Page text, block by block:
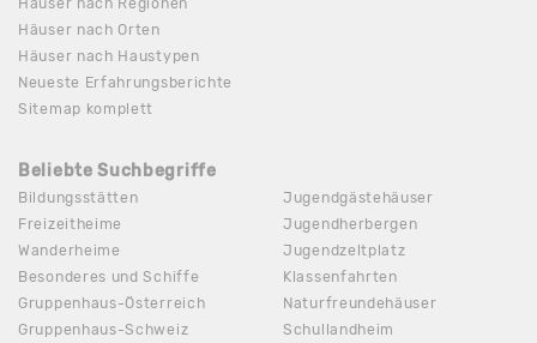
Häuser nach Orten
Häuser nach Haustypen
Neueste Erfahrungsberichte
Sitemap komplett
Beliebte Suchbegriffe
Bildungsstätten
Freizeitheime
Wanderheime
Besonderes und Schiffe
Gruppenhaus-Österreich
Gruppenhaus-Schweiz
Jugendgästehäuser
Jugendherbergen
Jugendzeltplatz
Klassenfahrten
Naturfreundehäuser
Schullandheim